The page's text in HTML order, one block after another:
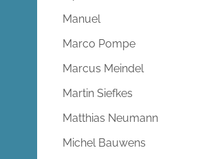
Manuel
Marco Pompe
Marcus Meindel
Martin Siefkes
Matthias Neumann
Michel Bauwens